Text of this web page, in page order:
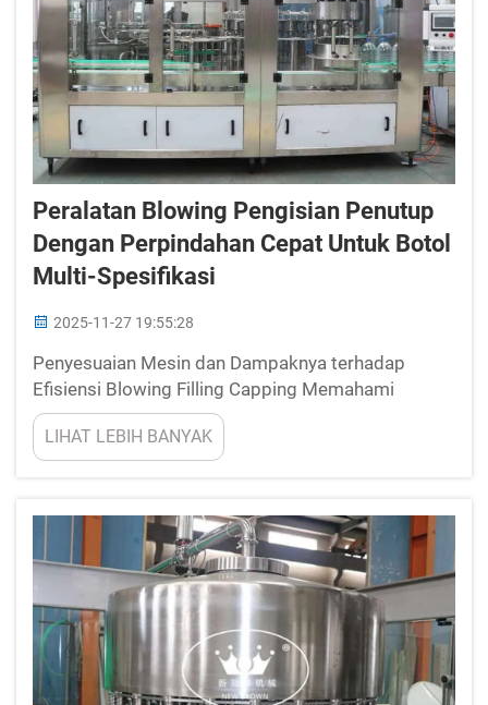
Peralatan Blowing Pengisian Penutup
Dengan Perpindahan Cepat Untuk Botol
Multi-Spesifikasi
2025-11-27 19:55:28
Penyesuaian Mesin dan Dampaknya terhadap
Efisiensi Blowing Filling Capping Memahami
Bagaimana Penyesuaian Mesin Mempengaruhi
Efisiensi Blowing Filling Capping Sistem blowing
filling capping yang dapat disesuaikan terbaru
LIHAT LEBIH BANYAK